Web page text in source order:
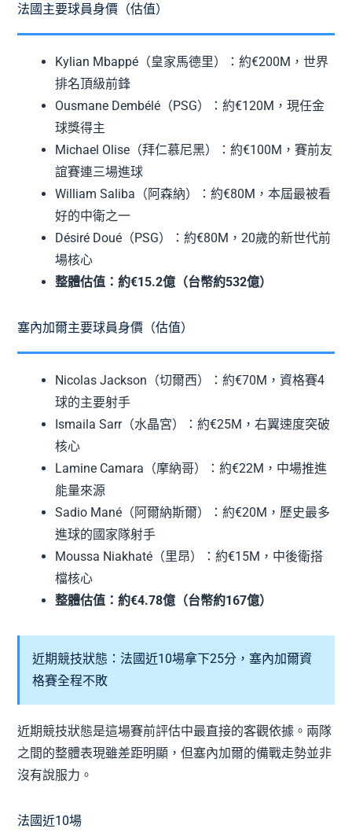
法國主要球員身價（估值）
Kylian Mbappé（皇家馬德里）：約€200M，世界
排名頂級前鋒
Ousmane Dembélé（PSG）：約€120M，現任金
球獎得主
Michael Olise（拜仁慕尼黑）：約€100M，賽前友
誼賽連三場進球
William Saliba（阿森納）：約€80M，本屆最被看
好的中衛之一
Désiré Doué（PSG）：約€80M，20歲的新世代前
場核心
整體估值：約€15.2億（台幣約532億）
塞內加爾主要球員身價（估值）
Nicolas Jackson（切爾西）：約€70M，資格賽4
球的主要射手
Ismaila Sarr（水晶宮）：約€25M，右翼速度突破
核心
Lamine Camara（摩納哥）：約€22M，中場推進
能量來源
Sadio Mané（阿爾納斯爾）：約€20M，歷史最多
進球的國家隊射手
Moussa Niakhaté（里昂）：約€15M，中後衛搭
檔核心
整體估值：約€4.78億（台幣約167億）
近期競技狀態：法國近10場拿下25分，塞內加爾資
格賽全程不敗
近期競技狀態是這場賽前評估中最直接的客觀依據。兩隊
之間的整體表現雖差距明顯，但塞內加爾的備戰走勢並非
沒有說服力。
法國近10場